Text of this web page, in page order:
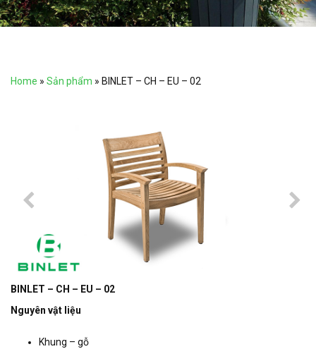
Home » Sản phẩm » BINLET – CH – EU – 02
BINLET – CH – EU – 02
Nguyên vật liệu
Khung – gỗ